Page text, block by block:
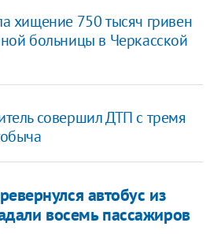
хищение 750 тысяч гривен
больницы в Черкасской
совершил ДТП с тремя
автобус из
восемь пассажиров